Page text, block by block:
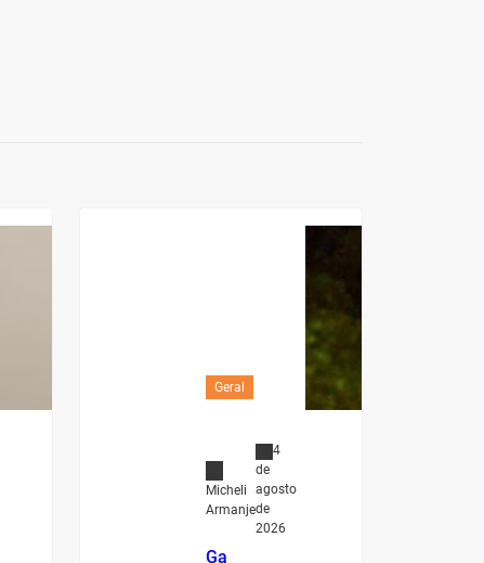
Geral
Micheli
Armanje
4
de
agosto
de
2026
Ga